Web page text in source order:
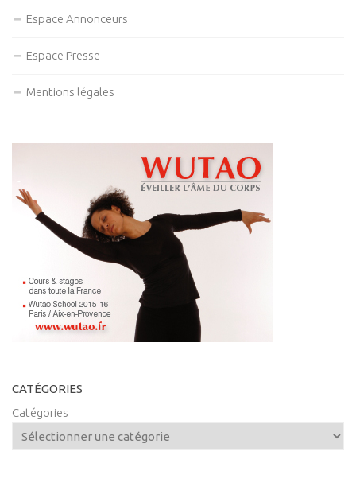
Espace Annonceurs
Espace Presse
Mentions légales
CATÉGORIES
Catégories